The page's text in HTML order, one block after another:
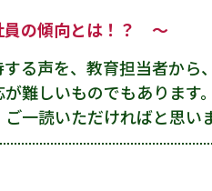
の傾向とは！？ ～
る声を、教育担当者から
難しいものでもあります
一読いただければと思いま